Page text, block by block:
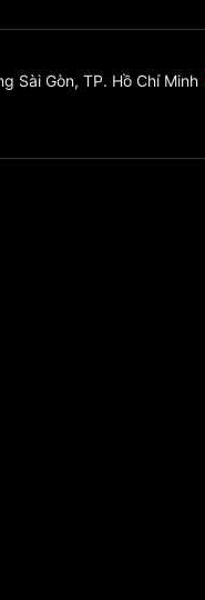
Sài Gòn, TP. Hồ Chí Minh